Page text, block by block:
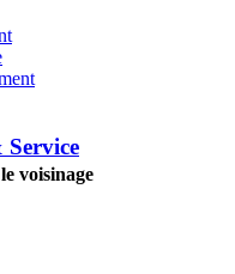
Service
voisinage